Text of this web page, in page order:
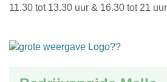
11.30 tot 13.30 uur & 16.30 tot 21 uur